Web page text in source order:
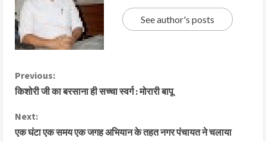
See author's posts
Previous:
किशोरी जी का बरसाना ही सच्चा स्वर्ग : मोरारी बापू
Next:
एक घंटा एक समय एक जगह अभियान के तहत नगर पंचायत ने चलाया